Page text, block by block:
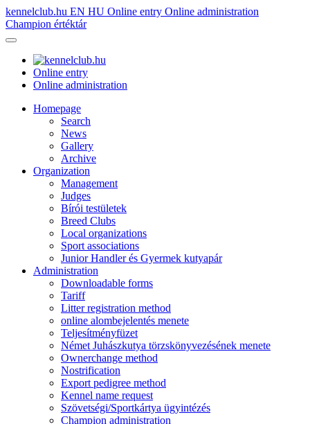
kennelclub.hu EN HU Online entry Online administration
Champion értéktár
Online entry
Online administration
Homepage
Search
News
Gallery
Archive
Organization
Management
Judges
Bírói testületek
Breed Clubs
Local organizations
Sport associations
Junior Handler és Gyermek kutyapár
Administration
Downloadable forms
Tariff
Litter registration method
online alombejelentés menete
Teljesítményfüzet
Német Juhászkutya törzskönyvezésének menete
Ownerchange method
Nostrification
Export pedigree method
Kennel name request
Szövetségi/Sportkártya ügyintézés
Champion administration